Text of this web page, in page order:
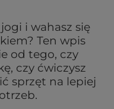
i wahasz się
Ten wpis
od tego, czy
czy ćwiczysz
sprzęt na lepiej